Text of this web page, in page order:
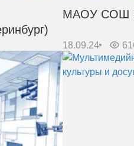
МАОУ СОШ
18.09.24